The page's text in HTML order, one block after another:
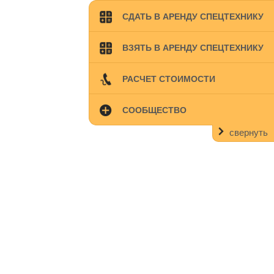
СДАТЬ В АРЕНДУ СПЕЦТЕХНИКУ
ВЗЯТЬ В АРЕНДУ СПЕЦТЕХНИКУ
РАСЧЕТ СТОИМОСТИ
СООБЩЕСТВО
свернуть